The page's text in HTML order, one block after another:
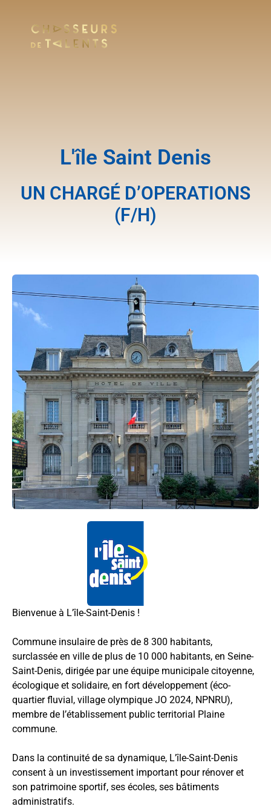
L'île Saint Denis
UN CHARGÉ D’OPERATIONS
(F/H)
Bienvenue à L’île-Saint-Denis !
Commune insulaire de près de 8 300 habitants,
surclassée en ville de plus de 10 000 habitants, en Seine-
Saint-Denis, dirigée par une équipe municipale citoyenne,
écologique et solidaire, en fort développement (éco-
quartier fluvial, village olympique JO 2024, NPNRU),
membre de l’établissement public territorial Plaine
commune.
Dans la continuité de sa dynamique, L’île-Saint-Denis
consent à un investissement important pour rénover et
son patrimoine sportif, ses écoles, ses bâtiments
administratifs.